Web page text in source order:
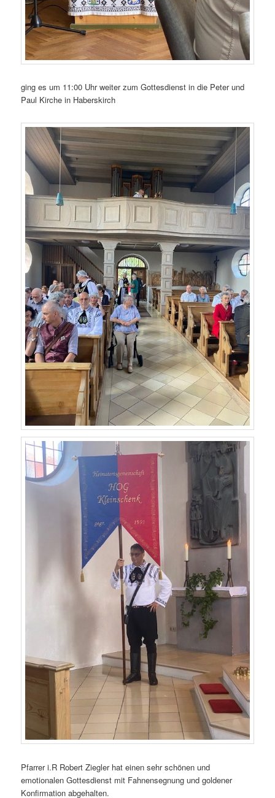
ging es um 11:00 Uhr weiter zum Gottesdienst in die Peter und
Paul Kirche in Haberskirch
Pfarrer i.R Robert Ziegler hat einen sehr schönen und
emotionalen Gottesdienst mit Fahnensegnung und goldener
Konfirmation abgehalten.